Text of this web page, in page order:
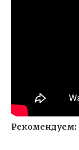
Рекомендуем: